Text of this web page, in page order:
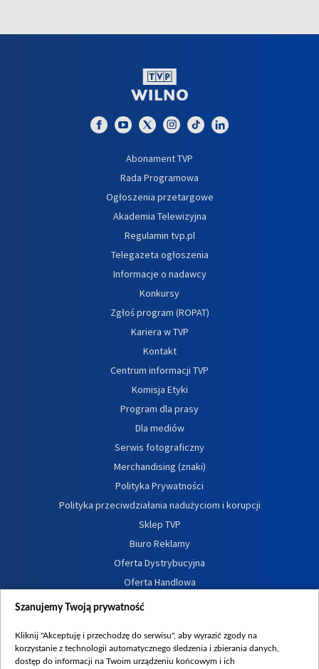
Abonament TVP
Rada Programowa
Ogłoszenia przetargowe
Akademia Telewizyjna
Regulamin tvp.pl
Telegazeta ogłoszenia
Informacje o nadawcy
Konkursy
Zgłoś program (ROPAT)
Kariera w TVP
Kontakt
Centrum informacji TVP
Komisja Etyki
Program dla prasy
Dla mediów
Serwis fotograficzny
Merchandising (znaki)
Polityka Prywatności
Polityka przeciwdziałania nadużyciom i korupcji
Sklep TVP
Biuro Reklamy
Oferta Dystrybucyjna
Oferta Handlowa
Dostępność
Procedura zgłoszeń wewnętrznych
Szanujemy Twoją prywatność
Kliknij "Akceptuję i przechodzę do serwisu", aby wyrazić zgody na
korzystanie z technologii automatycznego śledzenia i zbierania danych,
dostęp do informacji na Twoim urządzeniu końcowym i ich